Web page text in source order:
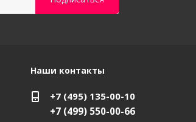
Наши контакты
+7 (495) 135-00-10
+7 (499) 550-00-66